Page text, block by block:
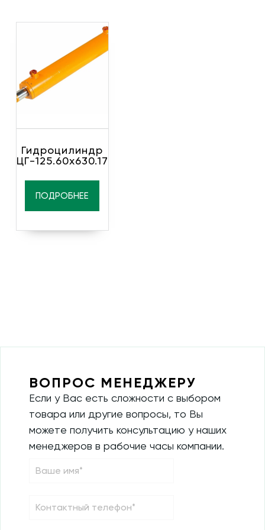
Гидроцилиндр
ЦГ-125.60х630.17
ПОДРОБНЕЕ
ВОПРОС МЕНЕДЖЕРУ
Если у Вас есть сложности с выбором
товара или другие вопросы, то Вы
можете получить консультацию у наших
менеджеров в рабочие часы компании.